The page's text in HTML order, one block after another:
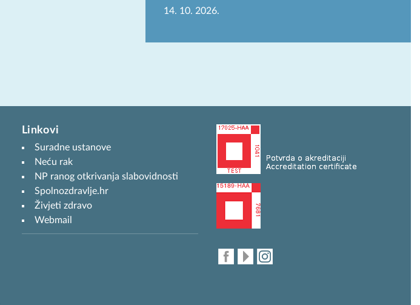
14. 10. 2026.
Linkovi
Suradne ustanove
Neću rak
NP ranog otkrivanja slabovidnosti
Spolnozdravlje.hr
Živjeti zdravo
Webmail